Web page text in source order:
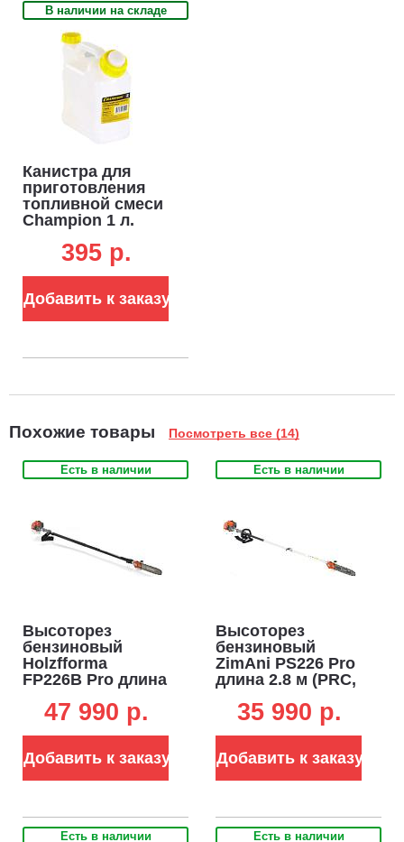
В наличии на складе
Канистра для
приготовления
топливной смеси
Champion 1 л.
395 p.
Добавить к заказу
Похожие товары Посмотреть все (14)
Есть в наличии
Высоторез
бензиновый
Holzfforma
FP226B Pro длина
см3, Zenoah G26,
1.2 л.с., Walbro,
47 990 p.
Добавить к заказу
Есть в наличии
Высоторез
бензиновый
ZimAni PS226 Pro
длина 2.8 м (PRC,
G26, 0,85 кВт/1,2
л.с., Walbro, 12",
6,7 кг.)
35 990 p.
Добавить к заказу
Есть в наличии Есть в наличии